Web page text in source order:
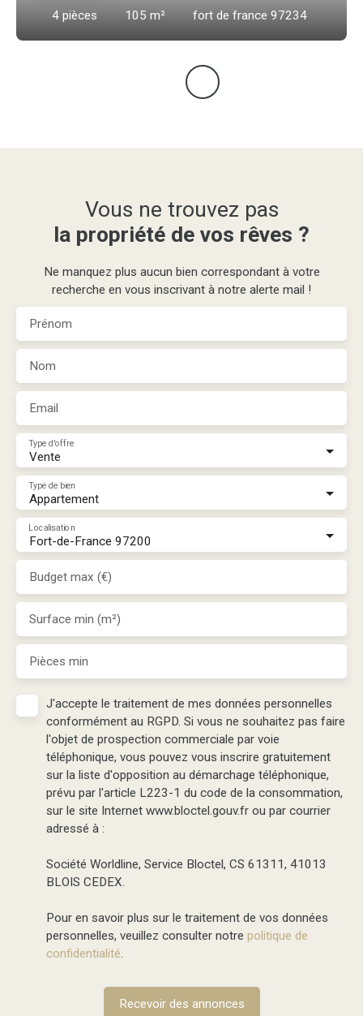
4 pièces 105 m² fort de france 97234
Vous ne trouvez pas
la propriété de vos rêves ?
Ne manquez plus aucun bien correspondant à votre
recherche en vous inscrivant à notre alerte mail !
Prénom
Nom
Email
Vente
Type d'offre
Appartement
Type de bien
Fort-de-France 97200
Localisation
Budget max (€)
Surface min (m²)
Pièces min
J'accepte le traitement de mes données personnelles
conformément au RGPD. Si vous ne souhaitez pas faire
l'objet de prospection commerciale par voie
téléphonique, vous pouvez vous inscrire gratuitement
sur la liste d'opposition au démarchage téléphonique,
prévu par l'article L223-1 du code de la consommation,
sur le site Internet www.bloctel.gouv.fr ou par courrier
adressé à :
Société Worldline, Service Bloctel, CS 61311, 41013
BLOIS CEDEX.
Pour en savoir plus sur le traitement de vos données
personnelles, veuillez consulter notre politique de
confidentialité.
Recevoir des annonces